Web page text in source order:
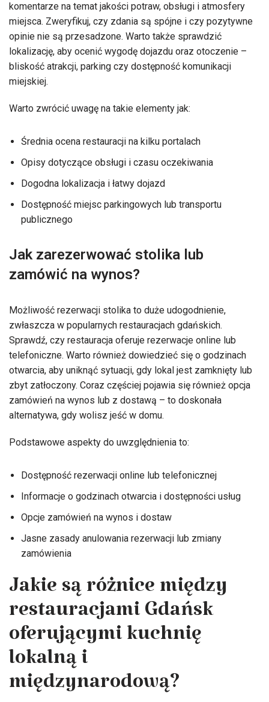
komentarze na temat jakości potraw, obsługi i atmosfery
miejsca. Zweryfikuj, czy zdania są spójne i czy pozytywne
opinie nie są przesadzone. Warto także sprawdzić
lokalizację, aby ocenić wygodę dojazdu oraz otoczenie –
bliskość atrakcji, parking czy dostępność komunikacji
miejskiej.
Warto zwrócić uwagę na takie elementy jak:
Średnia ocena restauracji na kilku portalach
Opisy dotyczące obsługi i czasu oczekiwania
Dogodna lokalizacja i łatwy dojazd
Dostępność miejsc parkingowych lub transportu
publicznego
Jak zarezerwować stolika lub
zamówić na wynos?
Możliwość rezerwacji stolika to duże udogodnienie,
zwłaszcza w popularnych restauracjach gdańskich.
Sprawdź, czy restauracja oferuje rezerwacje online lub
telefoniczne. Warto również dowiedzieć się o godzinach
otwarcia, aby uniknąć sytuacji, gdy lokal jest zamknięty lub
zbyt zatłoczony. Coraz częściej pojawia się również opcja
zamówień na wynos lub z dostawą – to doskonała
alternatywa, gdy wolisz jeść w domu.
Podstawowe aspekty do uwzględnienia to:
Dostępność rezerwacji online lub telefonicznej
Informacje o godzinach otwarcia i dostępności usług
Opcje zamówień na wynos i dostaw
Jasne zasady anulowania rezerwacji lub zmiany
zamówienia
Jakie są różnice między
restauracjami Gdańsk
oferującymi kuchnię
lokalną i
międzynarodową?